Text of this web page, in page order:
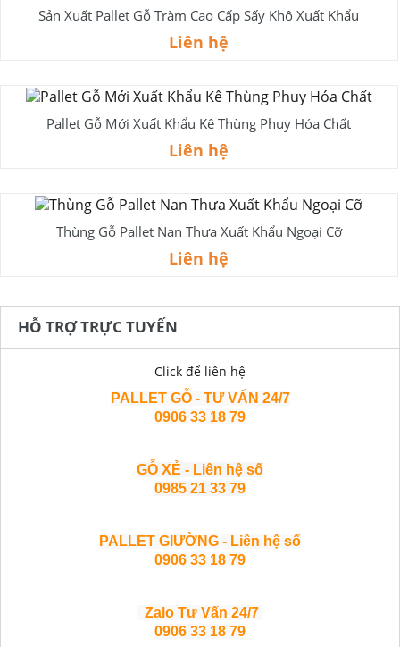
Sản Xuất Pallet Gỗ Tràm Cao Cấp Sấy Khô Xuất Khẩu
Liên hệ
Pallet Gỗ Mới Xuất Khẩu Kê Thùng Phuy Hóa Chất
Liên hệ
Thùng Gỗ Pallet Nan Thưa Xuất Khẩu Ngoại Cỡ
Liên hệ
HỖ TRỢ TRỰC TUYẾN
Click để liên hệ
PALLET GỖ - TƯ VẤN 24/7
0906 33 18 79
GỖ XẺ - Liên hệ số
0985 21 33 79
PALLET GIƯỜNG - Liên hệ số
0906 33 18 79
Zalo Tư Vấn 24/7
0906 33 18 79